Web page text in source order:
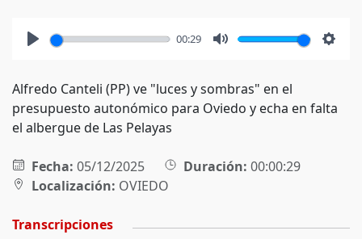
00:29
Alfredo Canteli (PP) ve "luces y sombras" en el
presupuesto autonómico para Oviedo y echa en falta
el albergue de Las Pelayas
Fecha: 05/12/2025 Duración: 00:00:29
Localización: OVIEDO
Transcripciones